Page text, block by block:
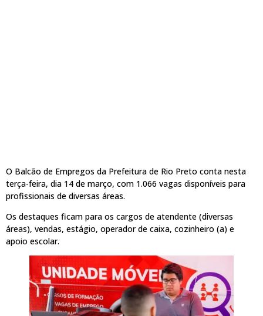
O Balcão de Empregos da Prefeitura de Rio Preto conta nesta
terça-feira, dia 14 de março, com 1.066 vagas disponíveis para
profissionais de diversas áreas.
Os destaques ficam para os cargos de atendente (diversas
áreas), vendas, estágio, operador de caixa, cozinheiro (a) e
apoio escolar.